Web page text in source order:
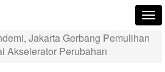
Indonesia Dengan
Jakarta Gerbang Pemulihan
Akselerator Perubahan